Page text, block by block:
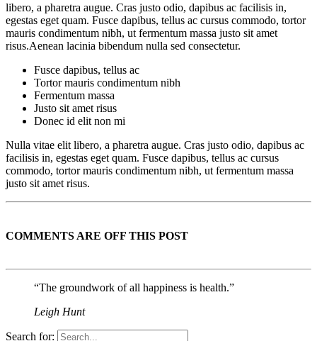
libero, a pharetra augue. Cras justo odio, dapibus ac facilisis in,
egestas eget quam. Fusce dapibus, tellus ac cursus commodo, tortor
mauris condimentum nibh, ut fermentum massa justo sit amet
risus.Aenean lacinia bibendum nulla sed consectetur.
Fusce dapibus, tellus ac
Tortor mauris condimentum nibh
Fermentum massa
Justo sit amet risus
Donec id elit non mi
Nulla vitae elit libero, a pharetra augue. Cras justo odio, dapibus ac
facilisis in, egestas eget quam. Fusce dapibus, tellus ac cursus
commodo, tortor mauris condimentum nibh, ut fermentum massa
justo sit amet risus.
COMMENTS ARE OFF THIS POST
“The groundwork of all happiness is health.”
Leigh Hunt
Search for: